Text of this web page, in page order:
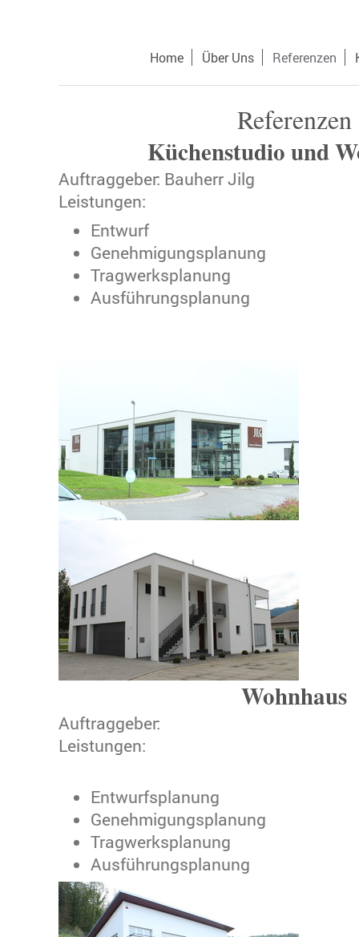
Home Über Uns Referenzen
Referenzen
Küchenstudio und
Auftraggeber: Bauherr Jilg
Leistungen:
Entwurf
Genehmigungsplanung
Tragwerksplanung
Ausführungsplanung
Wohnhaus
Auftraggeber:
Leistungen:
Entwurfsplanung
Genehmigungsplanung
Tragwerksplanung
Ausführungsplanung